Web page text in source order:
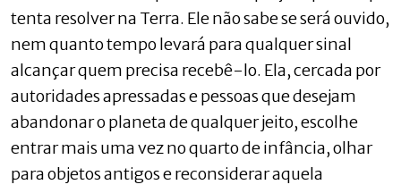
tenta resolver na Terra. Ele não sabe se será ouvido,
nem quanto tempo levará para qualquer sinal
alcançar quem precisa recebê-lo. Ela, cercada por
autoridades apressadas e pessoas que desejam
abandonar o planeta de qualquer jeito, escolhe
entrar mais uma vez no quarto de infância, olhar
para objetos antigos e reconsiderar aquela